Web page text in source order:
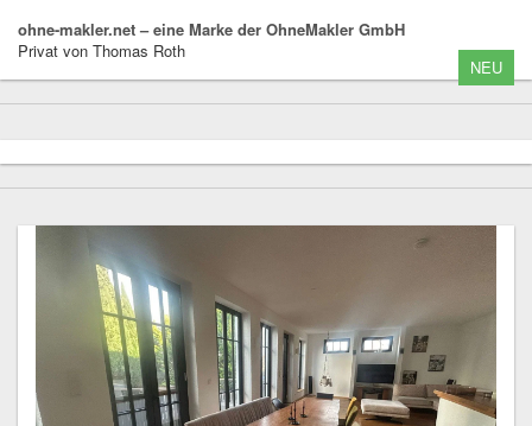
ohne-makler.net – eine Marke der OhneMakler GmbH
Privat von Thomas Roth
NEU